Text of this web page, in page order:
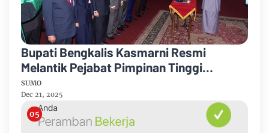
Bupati Bengkalis Kasmarni Resmi
Melantik Pejabat Pimpinan Tinggi
Pratama
SUMO
Dec 21, 2025